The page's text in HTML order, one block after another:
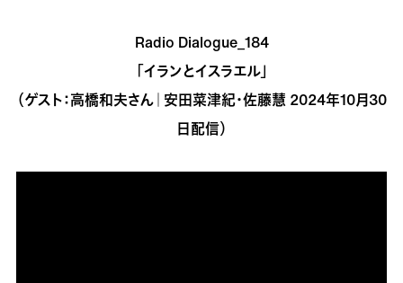
Radio Dialogue_184
「イランとイスラエル」
（ゲスト：高橋和夫さん｜安田菜津紀・佐藤慧 2024年10月30
日配信）